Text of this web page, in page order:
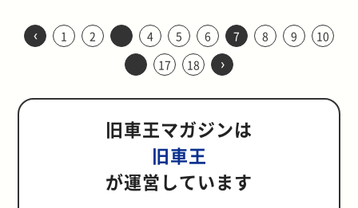
パオのデザインモチーフは、サファ
リを旅する冒険者の衣類です。ボデ
ィと独立した前後バンパーやルーフ
部のモール、ボンネットやボディサ
ウトドア感溢れるデザインに仕上が
っています。 また、むき出しになっ
たドアヒンジやミラーや窓の取り付
ドーと細部までこだわり抜いてデザ
インされました。当時はすでにパワ
ーウィンドウが一般的でしたが、窓
水冷直列4気筒DOHCエンジンは、
最高出力120ps/6,400rpm、最大ト
ルク14.5kgm/5,000rpmを発生。
GTRの名に恥じない最高峰の性能を
GTカーのラグジュアリーの側面を満
仕様になっています。 外装面では、
ムにメッキを施したホイール（スチ
ール製）、そしてフロントにはベレ
ットGTRの象徴の大型フォグランプ
え、専用ダンパーまで備えていま
す。さらに、エンジンや足回りもそ
れぞれの世代でチューニングされて
いて、スポーツカーファンにはたま
シリーズの全4モデルの特徴を一気
に紹介します。 専用設計パーツ満載
で登場したアンフィニI（1986年）
アンフィニシリーズの記念すべき初
代は、FC3S型発売の1年後、1986年
8月に登場した「アンフィニI」で
す。当初限定300台で発売されまし
代Sシリーズ列伝 Sシリーズは他社
にはない、特徴的な機構を採用して
います。また、ホンダらしい高回転
型エンジンは今でもその輝きを失っ
ズのユニークな装備と魅力的なエン
気筒DOHCエンジンを搭載した幻の
S360 S360の排気量はわずか354cc
ながら、4気筒DOHC機構を採用し
た本格的なスポーツエンジンを搭載
していました。最高出力の33psを
決してレース向きとはいえないステ
ーションワゴンでの参戦は異例のこ
とでした。 そして、1994年に英国
ツーリングカー選手権（BTCC）で
勝こそ掴めなかったものの、何度か
の入賞で高い運動性能を証明。レー
ス成績によって850 エステートに多
くの注目が集まったことから、より
スポーティなT-5Rのリリースにつな
がりました。 なお、850 T-5Rはセ
ダンも投入されますが、レースで結
を世界に知らしめた存在として「ク
ーパー」とミニは切り離せない歴史
があります。 ミニの開発当時、テス
トドライバーとしてステアリングを
開発者のアレック・イシゴニス氏に
レース参戦を持ちかけます。あくま
でも経済車として開発を進めていた
ミニのレース参戦に当初は難色を示
していたものの、ミニ発売から2年
後の1961年についにレース参戦を決
定しました。 そして、レース参戦か
輌としては高い信頼性を得ました
が、個人用としてはランドクルーザ
ーに大きく遅れをとっていました。
そこで日産は、国内の一般ユーザー
決断。1980年に初代サファリ160型
が誕生しました。 サファリの地位を
確立したのは、1987年に登場した2
代目Y60型です。シャシーと足回り
を刷新し、新設計のエンジンも搭
載。さらに、現代的な曲線を取り入
ンジで1984年に発売。2004年に国
内での販売は終了したものの、オー
ストラリアでは現在も販売され続け
ているロングセラーモデルです。さ
年に1年限定で再販されました。 高
い悪路走破性を誇るランクル70は、
世界でもっとも活躍しているサバイ
バルカーとして、現在も世界各国で
走り続けています。 一方スタイリン
グは、ランクル40から大幅に現代的
向けのシェア争いでホンダや日産に
遅れをとっていました。そこで、ト
ヨタはシェアを増やすべく、若者向
けの車を開発する「ヤング・プロジ
ロジェクトは若手を中心に構成さ
れ、若者にアピールできる商品開発
に取り組みました。 若者が好む個性
的なデザインを追求した結果、プロ
カー「AXV-II」を1987年に東京モー
タロッサを超える必要がありまし
た。まずは、前身テスタロッサの概
要と512TRの開発背景を振り返って
みましょう。 新たなフラッグシップ
サ」は、1984年の秋にモンディア
ル・ド・ロトモビルで初披露されま
した。フェラーリの新たなフラッグ
トに180度V型12気筒エンジンを搭
80」は今でも高い人気を集めていま
す。 そして、両車の人気の高さから
「ランクル86」と呼ばれるカスタム
クル60のフロントマスクを移植する
というものです。そこで今回は、ラ
ンクル60と80、それぞれの魅力をた
っぷりと紹介します。 ファンの間で
人気の「ランクル86」 「ランクル
86」は、ランクル60のスタイリング
はもちろん、ベースのランクル80の
ットを攻められるステーションワゴ
ンとは思えない実力を備えていまし
た。 走る楽しみと使い勝手の良さを
ーションワゴンGTの魅力に迫りま
す。 ランエボの派生車種として誕生
したランサーエボリューションワゴ
ョン取得のために限定生産された、
4ドアセダンのランサーエボリュー
ション、通称「ランエボ」。そし
‹ 1 2 4 5 6 7 8 9
10
17
18 ›
旧車王マガジンは
旧車王
が運営しています